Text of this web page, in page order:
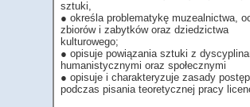
sztuki,
● określa problematykę muzealnictwa,
zbiorów i zabytków oraz dziedzictwa
kulturowego;
● opisuje powiązania sztuki z
humanistycznymi oraz społecznymi
● opisuje i charakteryzuje zasady
podczas pisania teoretycznej pracy